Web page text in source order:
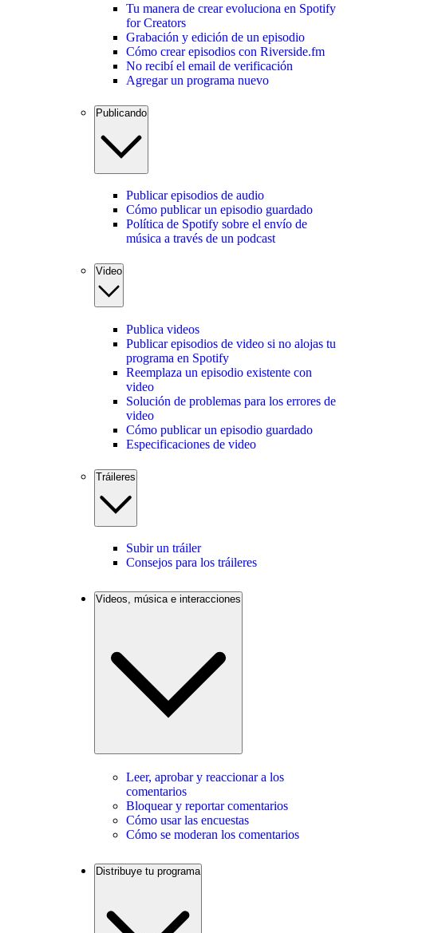
Tu manera de crear evoluciona en Spotify
for Creators
Grabación y edición de un episodio
Cómo crear episodios con Riverside.fm
No recibí el email de verificación
Agregar un programa nuevo
Publicando
Publicar episodios de audio
Cómo publicar un episodio guardado
Política de Spotify sobre el envío de
música a través de un podcast
Video
Publica videos
Publicar episodios de video si no alojas tu
programa en Spotify
Reemplaza un episodio existente con
video
Solución de problemas para los errores de
video
Cómo publicar un episodio guardado
Especificaciones de video
Tráileres
Subir un tráiler
Consejos para los tráileres
Videos, música e interacciones
Leer, aprobar y reaccionar a los
comentarios
Bloquear y reportar comentarios
Cómo usar las encuestas
Cómo se moderan los comentarios
Distribuye tu programa